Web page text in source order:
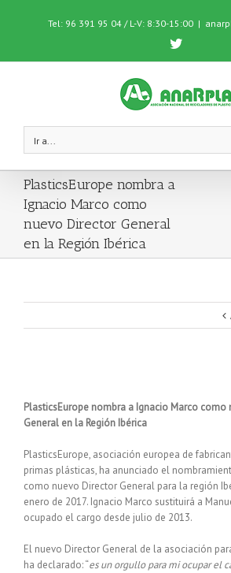
Tel: 96 391 95 04 / L-V: 8:30-15:00 |
Twitter
Ir a...
PlasticsEurope nombra a
Ignacio Marco como
nuevo Director General
en la Región Ibérica
más
grande
PlasticsEurope nombra a Ignacio Marco como
General en la Región Ibérica
PlasticsEurope, asociación europea de
primas plásticas, ha anunciado el
como nuevo Director General para la región
enero de 2017. Ignacio Marco sustituirá a
ocupado el cargo desde julio de 2013.
El nuevo Director General de la asociación
ha declarado: “es un orgullo para mi ocupar el